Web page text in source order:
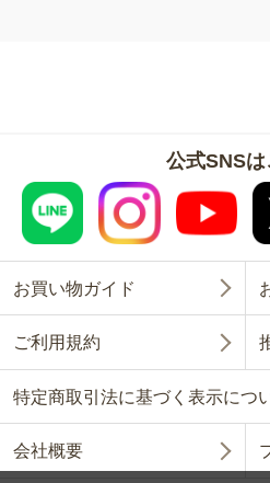
公式SNSは
お買い物ガイド
ご利用規約
特定商取引法に基づく表示につ
会社概要